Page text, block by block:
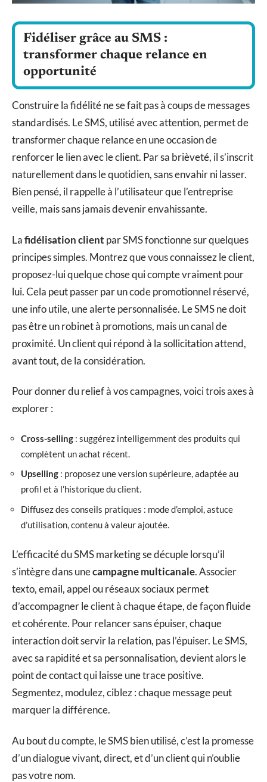
Fidéliser grâce au SMS :
transformer chaque relance en
opportunité
Construire la fidélité ne se fait pas à coups de messages
standardisés. Le SMS, utilisé avec attention, permet de
transformer chaque relance en une occasion de
renforcer le lien avec le client. Par sa brièveté, il s’inscrit
naturellement dans le quotidien, sans envahir ni lasser.
Bien pensé, il rappelle à l’utilisateur que l’entreprise
veille, mais sans jamais devenir envahissante.
Lafidélisation client par SMS fonctionne sur quelques
principes simples. Montrez que vous connaissez le client,
proposez-lui quelque chose qui compte vraiment pour
lui. Cela peut passer par un code promotionnel réservé,
une info utile, une alerte personnalisée. Le SMS ne doit
pas être un robinet à promotions, mais un canal de
proximité. Un client qui répond à la sollicitation attend,
avant tout, de la considération.
Pour donner du relief à vos campagnes, voici trois axes à
explorer :
Cross-selling : suggérez intelligemment des produits qui
complètent un achat récent.
Upselling : proposez une version supérieure, adaptée au
profil et à l’historique du client.
Diffusez des conseils pratiques : mode d’emploi, astuce
d’utilisation, contenu à valeur ajoutée.
L’efficacité du SMS marketing se décuple lorsqu’il
s’intègre dans unecampagne multicanale. Associer
texto, email, appel ou réseaux sociaux permet
d’accompagner le client à chaque étape, de façon fluide
et cohérente. Pour relancer sans épuiser, chaque
interaction doit servir la relation, pas l’épuiser. Le SMS,
avec sa rapidité et sa personnalisation, devient alors le
point de contact qui laisse une trace positive.
Segmentez, modulez, ciblez : chaque message peut
marquer la différence.
Au bout du compte, le SMS bien utilisé, c’est la promesse
d’un dialogue vivant, direct, et d’un client qui n’oublie
pas votre nom.